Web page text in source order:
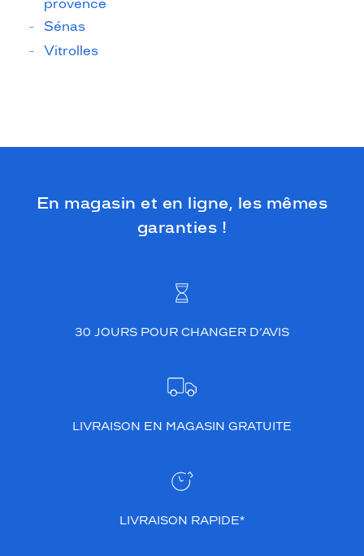
provence
Sénas
Vitrolles
En magasin et en ligne, les mêmes
garanties !
30 JOURS POUR CHANGER D’AVIS
LIVRAISON EN MAGASIN GRATUITE
LIVRAISON RAPIDE*